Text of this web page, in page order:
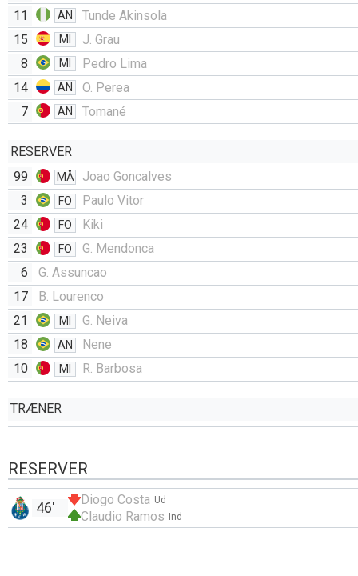
11
AN
Tunde Akinsola
15
MI
J. Grau
8
MI
Pedro Lima
14
AN
O. Perea
7
AN Tomané
RESERVER
99
MÅ
Joao Goncalves
3
FO
Paulo Vitor
24
FO
Kiki
23
FO
G. Mendonca
6
G. Assuncao
17
B. Lourenco
21
MI
G. Neiva
18
AN
Nene
10
MI R. Barbosa
TRÆNER
RESERVER
Ud
Diogo Costa
Ind
Claudio Ramos
46'